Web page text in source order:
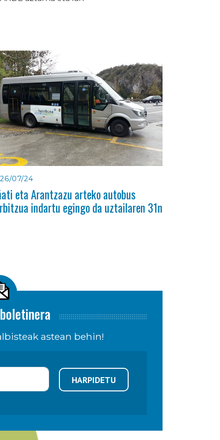
07/24
eta Arantzazu arteko autobus
indartu egingo da uztailaren 31n
astean behin!
HARPIDETU